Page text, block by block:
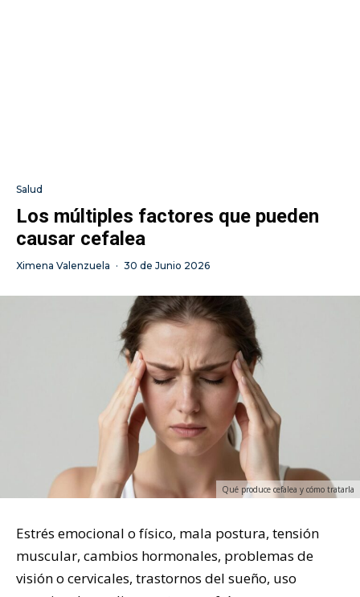
Salud
Los múltiples factores que pueden
causar cefalea
Ximena Valenzuela · 30 de Junio 2026
Qué produce cefalea y cómo tratarla
Estrés emocional o físico, mala postura, tensión
muscular, cambios hormonales, problemas de
visión o cervicales, trastornos del sueño, uso